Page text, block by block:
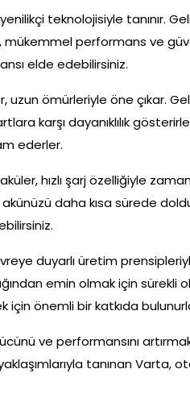
teknolojisiyle tanınır.
performans ve
elde edebilirsiniz.
uzun ömürleriyle öne çıkar.
karşı dayanıklılık
ederler.
aküler, hızlı şarj özelliğiyle
daha kısa sürede
duyarlı üretim
emin olmak için sürekli
için önemli bir katkıda
ve performansını
tanınan